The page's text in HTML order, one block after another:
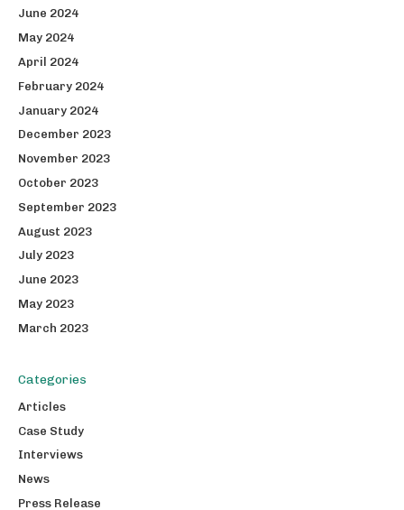
June 2024
May 2024
April 2024
February 2024
January 2024
December 2023
November 2023
October 2023
September 2023
August 2023
July 2023
June 2023
May 2023
March 2023
Categories
Articles
Case Study
Interviews
News
Press Release